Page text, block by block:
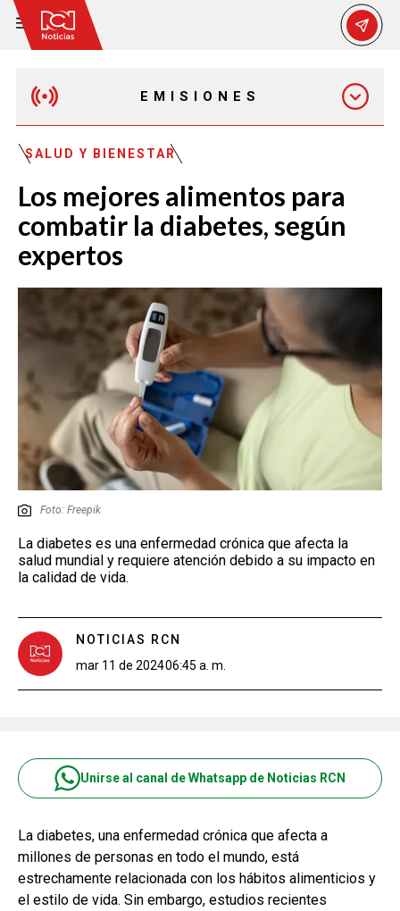
EMISIONES
EMISIÓN 12:30 PM
EMISIÓN 7:00 PM
SALUD Y BIENESTAR
Los mejores alimentos para
combatir la diabetes, según
expertos
Foto: Freepik
La diabetes es una enfermedad crónica que afecta la
salud mundial y requiere atención debido a su impacto en
la calidad de vida.
NOTICIAS RCN
mar 11 de 202406:45 a. m.
Unirse al canal de Whatsapp de Noticias RCN
La diabetes, una enfermedad crónica que afecta a
millones de personas en todo el mundo, está
estrechamente relacionada con los hábitos alimenticios y
el estilo de vida. Sin embargo, estudios recientes